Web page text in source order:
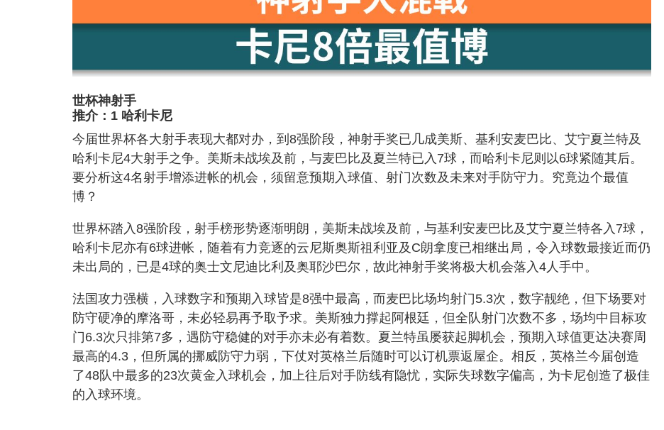
世杯神射手
推介：1 哈利卡尼
今届世界杯各大射手表现大都对办，到8强阶段，神射手奖已几成美斯、基利安麦巴比、艾宁夏兰特及
哈利卡尼4大射手之争。美斯未战埃及前，与麦巴比及夏兰特已入7球，而哈利卡尼则以6球紧随其后。
要分析这4名射手增添进帐的机会，须留意预期入球值、射门次数及未来对手防守力。究竟边个最值
博？
世界杯踏入8强阶段，射手榜形势逐渐明朗，美斯未战埃及前，与基利安麦巴比及艾宁夏兰特各入7球，
哈利卡尼亦有6球进帐，随着有力竞逐的云尼斯奥斯祖利亚及C朗拿度已相继出局，令入球数最接近而仍
未出局的，已是4球的奥士文尼迪比利及奥耶沙巴尔，故此神射手奖将极大机会落入4人手中。
法国攻力强横，入球数字和预期入球皆是8强中最高，而麦巴比场均射门5.3次，数字靓绝，但下场要对
防守硬净的摩洛哥，未必轻易再予取予求。美斯独力撑起阿根廷，但全队射门次数不多，场均中目标攻
门6.3次只排第7多，遇防守稳健的对手亦未必有着数。夏兰特虽屡获起脚机会，预期入球值更达决赛周
最高的4.3，但所属的挪威防守力弱，下仗对英格兰后随时可以订机票返屋企。相反，英格兰今届创造
了48队中最多的23次黄金入球机会，加上往后对手防线有隐忧，实际失球数字偏高，为卡尼创造了极佳
的入球环境。